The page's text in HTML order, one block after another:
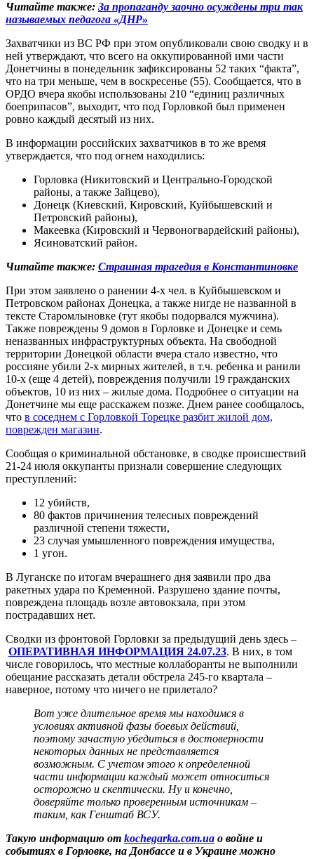
Читайте также: За пропаганду заочно осуждены три так
называемых педагога «ДНР»
Захватчики из ВС РФ при этом опубликовали свою сводку и в
ней утверждают, что всего на оккупированной ими части
Донетчины в понедельник зафиксированы 52 таких “факта”,
что на три меньше, чем в воскресенье (55). Сообщается, что в
ОРДО вчера якобы использованы 210 “единиц различных
боеприпасов”, выходит, что под Горловкой был применен
ровно каждый десятый из них.
В информации российских захватчиков в то же время
утверждается, что под огнем находились:
Горловка (Никитовский и Центрально-Городской
районы, а также Зайцево),
Донецк (Киевский, Кировский, Куйбышевский и
Петровский районы),
Макеевка (Кировский и Червоногвардейский районы),
Ясиноватский район.
Читайте также: Страшная трагедия в Константиновке
При этом заявлено о ранении 4-х чел. в Куйбышевском и
Петровском районах Донецка, а также нигде не названной в
тексте Старомлыновке (тут якобы подорвался мужчина).
Также повреждены 9 домов в Горловке и Донецке и семь
неназванных инфраструктурных объекта. На свободной
территории Донецкой области вчера стало известно, что
россияне убили 2-х мирных жителей, в т.ч. ребенка и ранили
10-х (еще 4 детей), повреждения получили 19 гражданских
объектов, 10 из них – жилые дома. Подробнее о ситуации на
Донетчине мы еще расскажем позже. Днем ранее сообщалось,
что в соседнем с Горловкой Торецке разбит жилой дом,
поврежден магазин.
Сообщая о криминальной обстановке, в сводке происшествий
21-24 июля оккупанты признали совершение следующих
преступлений:
12 убийств,
80 фактов причинения телесных повреждений
различной степени тяжести,
23 случая умышленного повреждения имущества,
1 угон.
В Луганске по итогам вчерашнего дня заявили про два
ракетных удара по Кременной. Разрушено здание почты,
повреждена площадь возле автовокзала, при этом
пострадавших нет.
Сводки из фронтовой Горловки за предыдущий день здесь –
ОПЕРАТИВНАЯ ИНФОРМАЦИЯ 24.07.23. В них, в том
числе говорилось, что местные коллаборанты не выполнили
обещание рассказать детали обстрела 245-го квартала –
наверное, потому что ничего не прилетало?
Вот уже длительное время мы находимся в
условиях активной фазы боевых действий,
поэтому зачастую убедиться в достоверности
некоторых данных не представляется
возможным. С учетом этого к определенной
части информации каждый может относиться
осторожно и скептически. Ну и конечно,
доверяйте только проверенным источникам –
таким, как Генштаб ВСУ.
Такую информацию от kochegarka.com.ua о войне и
событиях в Горловке, на Донбассе и в Украине можно